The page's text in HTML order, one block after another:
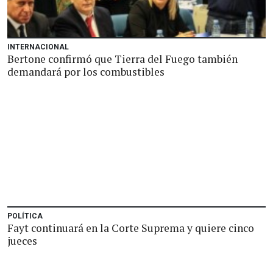
INTERNACIONAL
Bertone confirmó que Tierra del Fuego también
demandará por los combustibles
POLÍTICA
Fayt continuará en la Corte Suprema y quiere cinco
jueces